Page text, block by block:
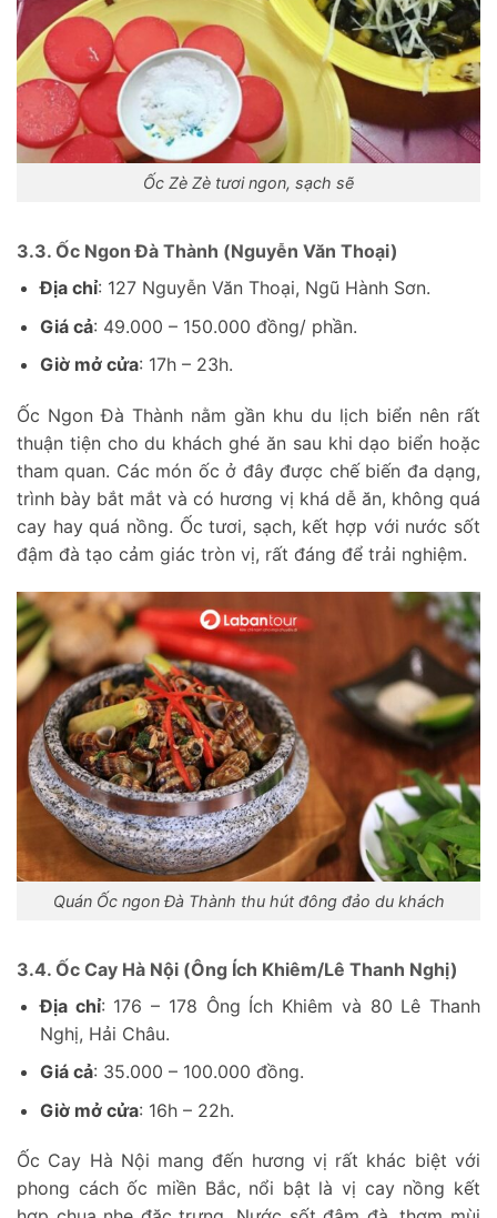
Ốc Zè Zè tươi ngon, sạch sẽ
3.3. Ốc Ngon Đà Thành (Nguyễn Văn Thoại)
Địa chỉ: 127 Nguyễn Văn Thoại, Ngũ Hành Sơn.
Giá cả: 49.000 – 150.000 đồng/ phần.
Giờ mở cửa: 17h – 23h.
Ốc Ngon Đà Thành nằm gần khu du lịch biển nên rất
thuận tiện cho du khách ghé ăn sau khi dạo biển hoặc
tham quan. Các món ốc ở đây được chế biến đa dạng,
trình bày bắt mắt và có hương vị khá dễ ăn, không quá
cay hay quá nồng. Ốc tươi, sạch, kết hợp với nước sốt
đậm đà tạo cảm giác tròn vị, rất đáng để trải nghiệm.
Quán Ốc ngon Đà Thành thu hút đông đảo du khách
3.4. Ốc Cay Hà Nội (Ông Ích Khiêm/Lê Thanh Nghị)
Địa chỉ: 176 – 178 Ông Ích Khiêm và 80 Lê Thanh
Nghị, Hải Châu.
Giá cả: 35.000 – 100.000 đồng.
Giờ mở cửa: 16h – 22h.
Ốc Cay Hà Nội mang đến hương vị rất khác biệt với
phong cách ốc miền Bắc, nổi bật là vị cay nồng kết